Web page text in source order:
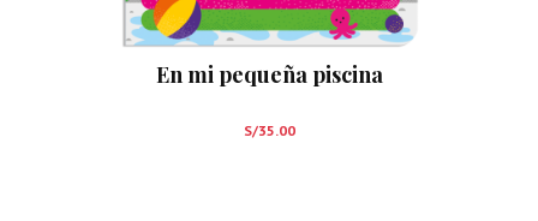
En mi pequeña piscina
S/35.00